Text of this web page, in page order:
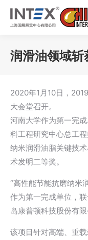
润滑油领域
2020年1月10日，
大会堂召开。
河南大学作为第一完
料工程研究中心总工
纳米润滑油脂关键技
术发明二等奖。
“高性能节能抗磨纳米
作为第一完成单位，
岛康普顿科技股份有
该项目针对高端、重